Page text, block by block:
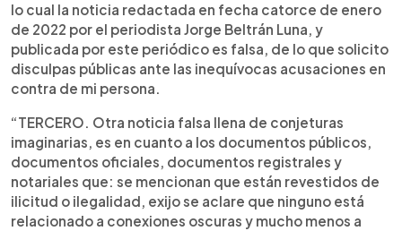
lo cual la noticia redactada en fecha catorce de enero
de 2022 por el periodista Jorge Beltrán Luna, y
publicada por este periódico es falsa, de lo que solicito
disculpas públicas ante las inequívocas acusaciones en
contra de mi persona.
“TERCERO. Otra noticia falsa llena de conjeturas
imaginarias, es en cuanto a los documentos públicos,
documentos oficiales, documentos registrales y
notariales que: se mencionan que están revestidos de
ilicitud o ilegalidad, exijo se aclare que ninguno está
relacionado a conexiones oscuras y mucho menos a